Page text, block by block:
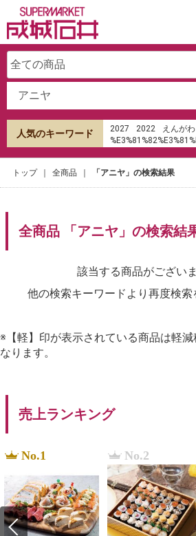
人気のキーワード 2027 2022 えんがわ
hu%E1%BB%B7 sms
d%E1%BB%A5ng shb
xuxa seu lobo
トップ 全商品 「アニヤ」の検索結果
全商品 「アニヤ」の検索結
該当する商品がございま
他の検索キーワードより再度検索
※【軽】印が表示されている商品は軽減
なります。
売上ランキング
No.1 No.2